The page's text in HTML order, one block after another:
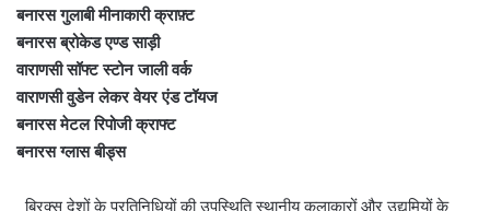
बनारस गुलाबी मीनाकारी क्राफ़्ट
बनारस ब्रोकेड एण्ड साड़ी
वाराणसी सॉफ्ट स्टोन जाली वर्क
वाराणसी वुडेन लेकर वेयर एंड टॉयज
बनारस मेटल रिपोजी क्राफ्ट
बनारस ग्लास बीड्स
ब्रिक्स देशों के प्रतिनिधियों की उपस्थिति स्थानीय कलाकारों और उद्यमियों के